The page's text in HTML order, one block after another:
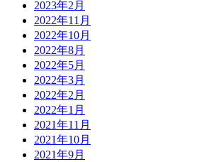
2023年2月
2022年11月
2022年10月
2022年8月
2022年5月
2022年3月
2022年2月
2022年1月
2021年11月
2021年10月
2021年9月